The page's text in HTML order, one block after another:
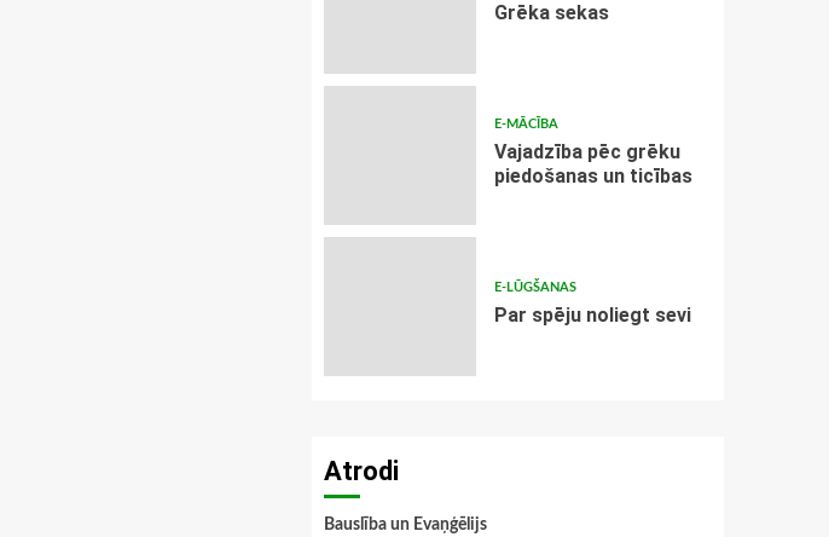
Grēka sekas
E-MĀCĪBA
Vajadzība pēc grēku
piedošanas un ticības
E-LŪGŠANAS
Par spēju noliegt sevi
Atrodi
Bauslība un Evaņģēlijs